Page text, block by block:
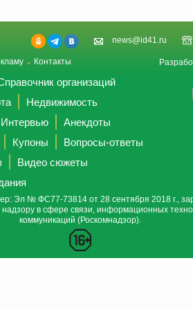
news@id41.ru
Контакты
организаций
Недвижимость
Интервью
Анекдоты
Купоны
Вопросы-ответы
Видео сюжеты
Эл № ФС77-73814 от 28 сентября 2018 г.,
в сфере связи, информационных
коммуникаций (Роскомнадзор).